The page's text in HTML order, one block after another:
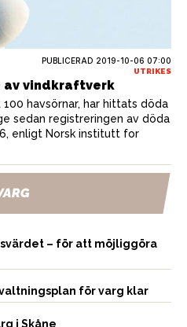
PUBLICERAD 2019-10-06 07:00
UTRIKES
av vindkraftverk
havsörnar, har hittats döda
sedan registreringen av döda
enligt Norsk institutt for
– för att möjliggöra
för varg klar
i Skåne